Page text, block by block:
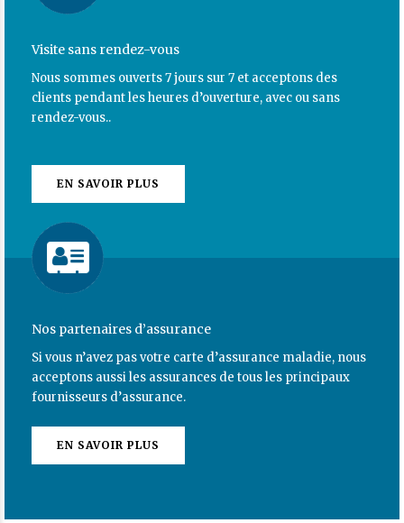
Visite sans rendez-vous
Nous sommes ouverts 7 jours sur 7 et acceptons des
clients pendant les heures d’ouverture, avec ou sans
rendez-vous..
EN SAVOIR PLUS
Nos partenaires d’assurance
Si vous n’avez pas votre carte d’assurance maladie, nous
acceptons aussi les assurances de tous les principaux
fournisseurs d’assurance.
EN SAVOIR PLUS